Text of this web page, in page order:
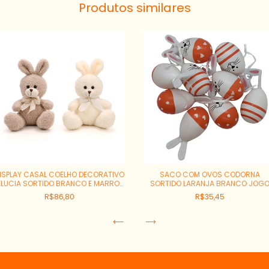
Produtos similares
CASAL COELHO DECORATIVO
SORTIDO BRANCO E MARROM
15CM REF:1037905
R$86,80
SACO COM OVOS CODORNA
SORTIDO LARANJA BRANCO JOGO
COM 9 REF:1025529
R$35,45